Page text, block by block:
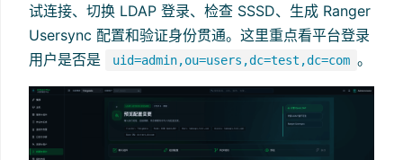
试连接、切换 LDAP 登录、检查 SSSD、生成 Ranger
Usersync 配置和验证身份贯通。这里重点看平台登录
用户是否是
uid=admin,ou=users,dc=test,dc=com 。